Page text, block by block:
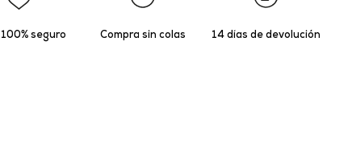
seguro Compra sin colas 14 días de devolución